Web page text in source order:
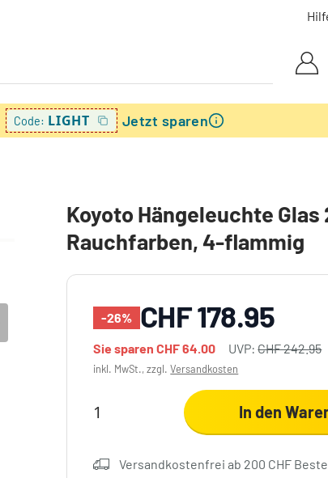
Code: LIGHT Jetzt sparen
Koyoto Hängeleuchte Glas
Rauchfarben, 4-flammig
-26% CHF 178.95
Sie sparenCHF 64.00 UVP:CHF 242.95
inkl. MwSt., zzgl.Versandkosten
In den
Versandkostenfrei ab 200 CHF